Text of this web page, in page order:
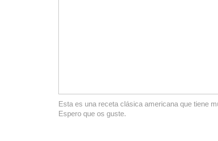
Esta es una receta clásica americana que tiene
Espero que os guste.